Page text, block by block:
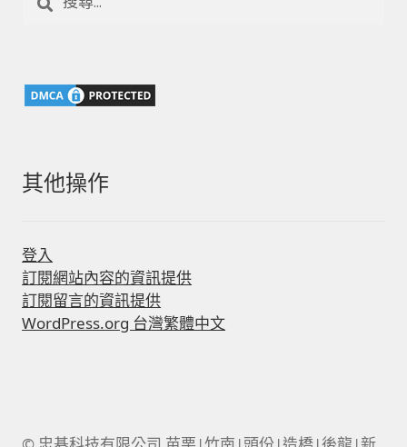
字:
其他操作
登入
訂閱網站內容的資訊提供
訂閱留言的資訊提供
WordPress.org 台灣繁體中文